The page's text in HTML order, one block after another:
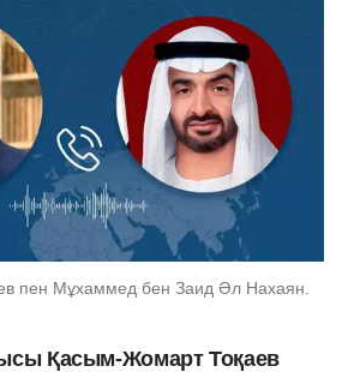
пен Мұхаммед бен Заид Әл Нахаян.
Қасым-Жомарт Тоқаев